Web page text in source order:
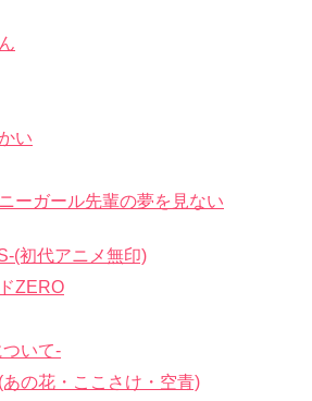
い
ーガール先輩の夢を見ない
(初代アニメ無印)
ZERO
いて-
の花・ここさけ・空青)